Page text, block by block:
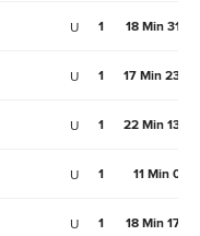
U 1 18 Min
U 1 17 Min
U 1 22 Min
U 1 11 Min
U 1 18 Min